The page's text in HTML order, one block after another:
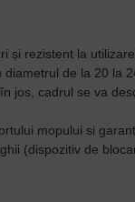
și rezistent la
de la 20 la
jos, cadrul se va
mopului si
(dispozitiv de